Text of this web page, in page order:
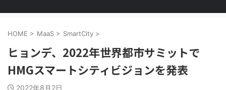
HOME > MaaS > SmartCity >
ヒョンデ、2022年世界都市サミットで
HMGスマートシティビジョンを発表
2022年8月2日